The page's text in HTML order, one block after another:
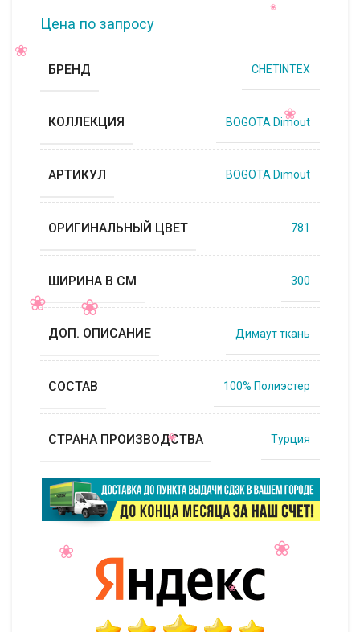
Цена по запросу
БРЕНД CHETINTEX
КОЛЛЕКЦИЯ BOGOTA Dimout
АРТИКУЛ BOGOTA Dimout
ОРИГИНАЛЬНЫЙ ЦВЕТ 781
ШИРИНА В СМ 300
ДОП. ОПИСАНИЕ Димаут ткань
СОСТАВ 100% Полиэстер
СТРАНА ПРОИЗВОДСТВА Турция